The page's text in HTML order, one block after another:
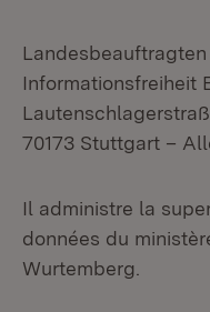
Informationsfreiheit
70173 Stuttgart –
Il administre la
données du
Wurtemberg.